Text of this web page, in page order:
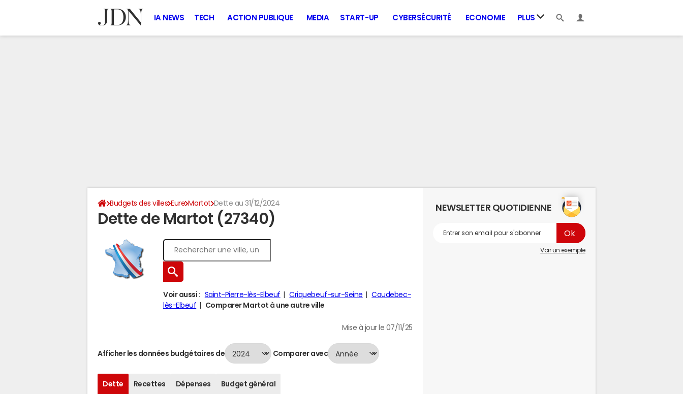
IA NEWS TECH ACTION PUBLIQUE MEDIA START-UP CYBERSÉCURITÉ ECONOMIE PLUS
Budgets des villes Eure Martot Dette au 31/12/2024
Dette de Martot (27340)
Voir aussi : Saint-Pierre-lès-Elbeuf Criquebeuf-sur-Seine
Caudebec-
lès-Elbeuf
Comparer Martot à une autre ville
Mise à jour le 07/11/25
Afficher les données budgétaires de Comparer avec
Dette Recettes Dépenses Budget général
NEWSLETTER QUOTIDIENNE
Voir un exemple